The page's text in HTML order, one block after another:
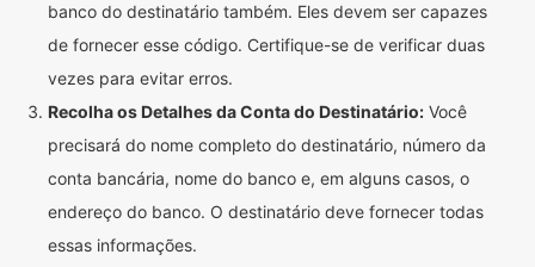
banco do destinatário também. Eles devem ser capazes
de fornecer esse código. Certifique-se de verificar duas
vezes para evitar erros.
Recolha os Detalhes da Conta do Destinatário: Você
precisará do nome completo do destinatário, número da
conta bancária, nome do banco e, em alguns casos, o
endereço do banco. O destinatário deve fornecer todas
essas informações.